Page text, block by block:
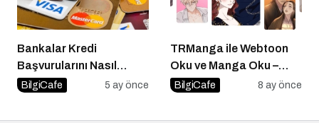
Bankalar Kredi
Başvurularını Nasıl
Değerlendirir?
BilgiCafe 5 ay önce
TRManga ile Webtoon
Oku ve Manga Oku –
Türkçe Webtoon Keyfinin
BilgiCafe 8 ay önce